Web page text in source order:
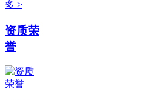
多 >
资质荣
誉